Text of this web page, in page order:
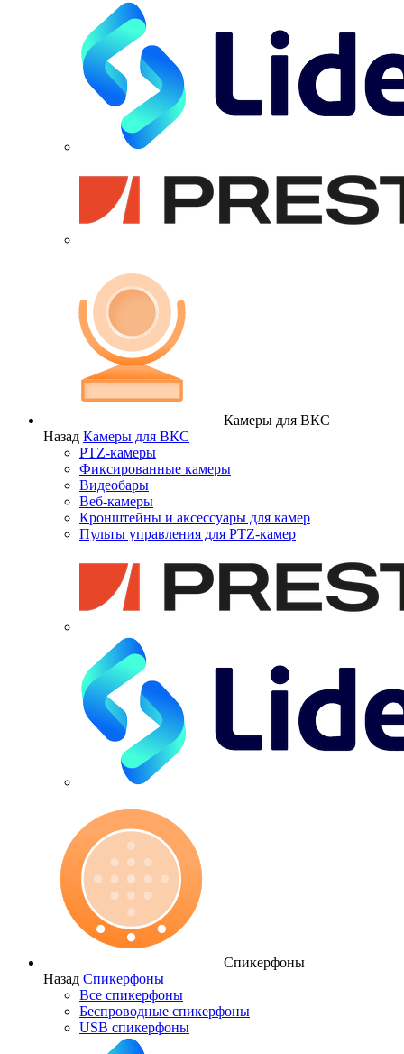
Камеры для ВКС
Назад Камеры для ВКС
PTZ-камеры
Фиксированные камеры
Видеобары
Веб-камеры
Кронштейны и аксессуары для камер
Пульты управления для PTZ-камер
Спикерфоны
Назад Спикерфоны
Все спикерфоны
Беспроводные спикерфоны
USB спикерфоны